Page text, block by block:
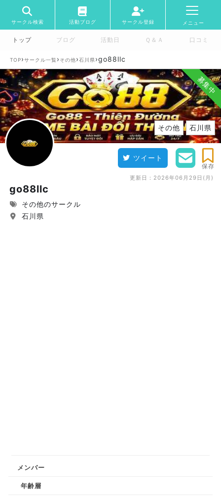
サークル検索 活動ブログ サークル登録 メニュー
トップ ブログ 活動日 Ｑ＆Ａ 口コミ
TOP›サークル一覧 › その他›石川県›go88llc
募集中
その他 石川県
ツイート
保存
更新日： 2026年06月29日(月)
go88llc
その他のサークル
石川県
メンバー
年齢層